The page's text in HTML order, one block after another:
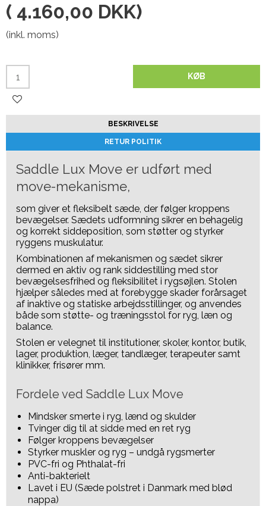
( 4.160,00 DKK)
(inkl. moms)
KØB
BESKRIVELSE
RETUR POLITIK
Saddle Lux Move er udført med
move-mekanisme,
som giver et fleksibelt sæde, der følger kroppens
bevægelser. Sædets udformning sikrer en behagelig
og korrekt siddeposition, som støtter og styrker
ryggens muskulatur.
Kombinationen af mekanismen og sædet sikrer
dermed en aktiv og rank siddestilling med stor
bevægelsesfrihed og fleksibilitet i rygsøjlen. Stolen
hjælper således med at forebygge skader forårsaget
af inaktive og statiske arbejdsstillinger, og anvendes
både som støtte- og træningsstol for ryg, læn og
balance.
Stolen er velegnet til institutioner, skoler, kontor, butik,
lager, produktion, læger, tandlæger, terapeuter samt
klinikker, frisører mm.
Fordele ved Saddle Lux Move
Mindsker smerte i ryg, lænd og skulder
Tvinger dig til at sidde med en ret ryg
Følger kroppens bevægelser
Styrker muskler og ryg – undgå rygsmerter
PVC-fri og Phthalat-fri
Anti-bakterielt
Lavet i EU (Sæde polstret i Danmark med blød
nappa)